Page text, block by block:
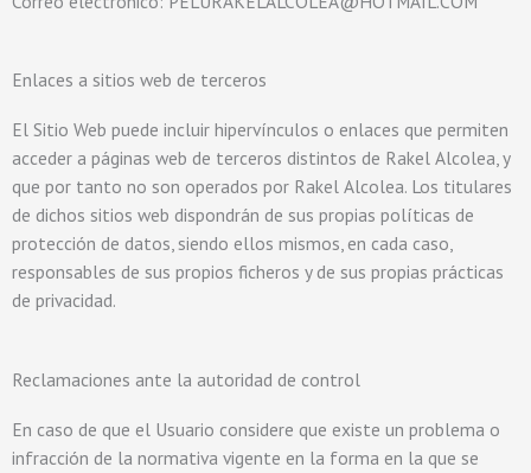
Enlaces a sitios web de terceros
El Sitio Web puede incluir hipervínculos o enlaces que permiten
acceder a páginas web de terceros distintos de Rakel Alcolea, y
que por tanto no son operados por Rakel Alcolea. Los titulares
de dichos sitios web dispondrán de sus propias políticas de
protección de datos, siendo ellos mismos, en cada caso,
responsables de sus propios ficheros y de sus propias prácticas
de privacidad.
Reclamaciones ante la autoridad de control
En caso de que el Usuario considere que existe un problema o
infracción de la normativa vigente en la forma en la que se